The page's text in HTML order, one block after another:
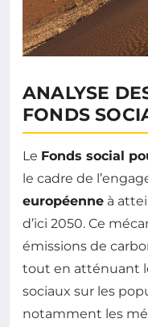
ANALYSE
FONDS
Le Fonds social
le cadre de
européenne à
d’ici 2050. Ce
émissions de
tout en atténuant
sociaux sur les
notamment les